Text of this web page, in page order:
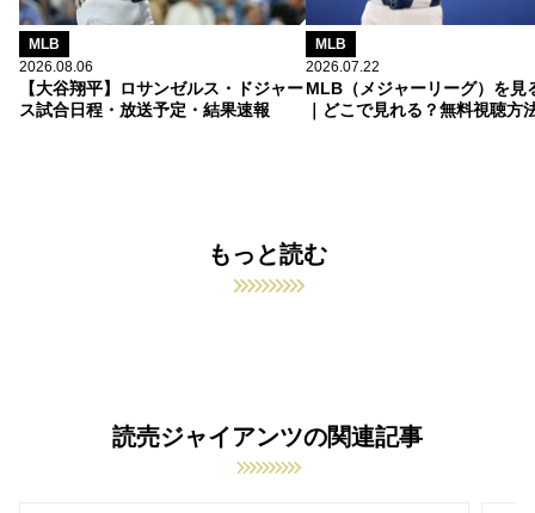
MLB
2026.08.06
【大谷翔平】ロサンゼルス・ドジャー
ス試合日程・放送予定・結果速報
MLB
2026.07.22
MLB（メジャーリーグ）を見
｜どこで見れる？無料視聴方
もっと読む
読売ジャイアンツの関連記事